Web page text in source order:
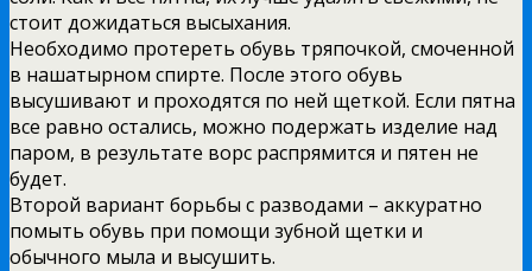
стоит дожидаться высыхания.
Необходимо протереть обувь тряпочкой, смоченной
в нашатырном спирте. После этого обувь
высушивают и проходятся по ней щеткой. Если пятна
все равно остались, можно подержать изделие над
паром, в результате ворс распрямится и пятен не
будет.
Второй вариант борьбы с разводами – аккуратно
помыть обувь при помощи зубной щетки и
обычного мыла и высушить.